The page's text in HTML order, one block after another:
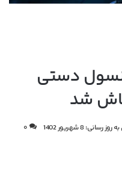
دستی
رسانی: 8 شهریور 1402
۰